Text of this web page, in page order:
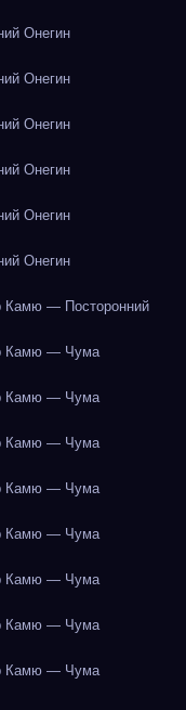
Онегин
Онегин
Онегин
Онегин
Онегин
Онегин
Камю — Посторонний
Камю — Чума
Камю — Чума
Камю — Чума
Камю — Чума
Камю — Чума
Камю — Чума
Камю — Чума
Камю — Чума